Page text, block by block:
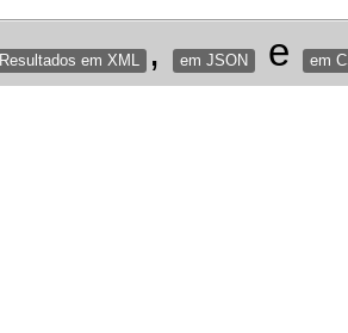
Resultados em XML , em JSON e em